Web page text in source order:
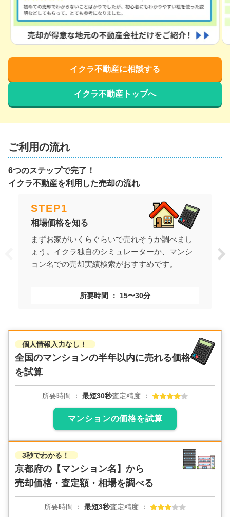
イクラ不動産に相談する
イクラ不動産トップへ
ご利用の流れ
6つのステップで完了！
イクラ不動産を利用した売却の流れ
STEP1
相場価格を知る
まずお家がいくらぐらいで売れそうか調べまし
ょう。イクラ独自のシミュレーターか、マンシ
ョン名での売却実績検索がおすすめです。
所要時間 15〜30分
個人情報入力なし！
全国のマンションの半年以内に売れる価格
を試算
所要時間 最短30秒査定精度
マンションの価格を試算
3秒でわかる！
京都府の 【マンション名】から
売却価格・査定額・相場を調べる
所要時間 最短3秒査定精度